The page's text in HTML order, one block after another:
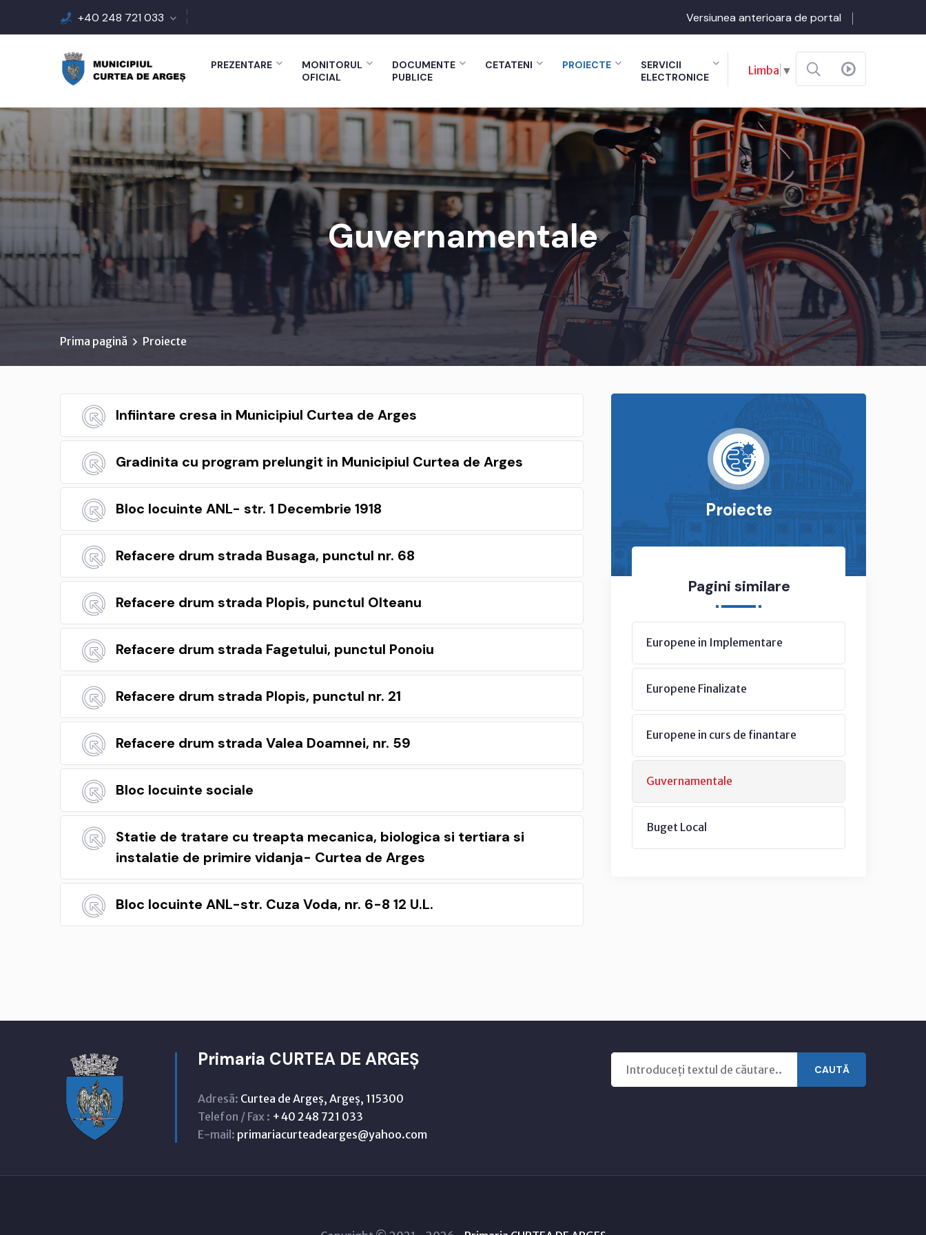
+40 248 721 033 Versiunea anterioara de portal
PREZENTARE
MONITORUL
OFICIAL
DOCUMENTE
PUBLICE
CETATENI PROIECTE
SERVICII
ELECTRONICE
Limba ▼
Guvernamentale
Prima pagină Proiecte
Infiintare cresa in Municipiul Curtea de Arges
Gradinita cu program prelungit in Municipiul Curtea de Arges
Bloc locuinte ANL- str. 1 Decembrie 1918
Refacere drum strada Busaga, punctul nr. 68
Refacere drum strada Plopis, punctul Olteanu
Refacere drum strada Fagetului, punctul Ponoiu
Refacere drum strada Plopis, punctul nr. 21
Refacere drum strada Valea Doamnei, nr. 59
Bloc locuinte sociale
Statie de tratare cu treapta mecanica, biologica si tertiara si
instalatie de primire vidanja- Curtea de Arges
Bloc locuinte ANL-str. Cuza Voda, nr. 6-8 12 U.L.
Proiecte
Pagini similare
Europene in Implementare
Europene Finalizate
Europene in curs de finantare
Guvernamentale
Buget Local
Primaria CURTEA DE ARGEȘ
Adresă: Curtea de Argeș, Argeș, 115300
Telefon / Fax : +40 248 721 033
E-mail: primariacurteadearges@yahoo.com
CAUTĂ